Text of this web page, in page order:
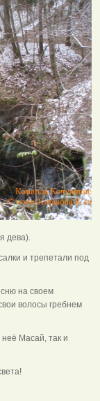
дева).
и трепетали под
на своем
волосы гребнем
Масай, так и